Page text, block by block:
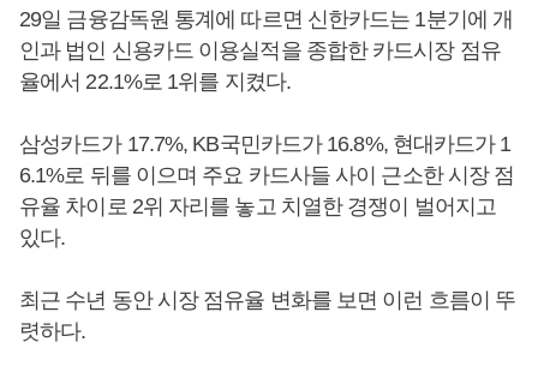
29일 금융감독원 통계에 따르면 신한카드는 1분기에 개
인과 법인 신용카드 이용실적을 종합한 카드시장 점유
율에서 22.1%로 1위를 지켰다.
삼성카드가 17.7%, KB국민카드가 16.8%, 현대카드가 1
6.1%로 뒤를 이으며 주요 카드사들 사이 근소한 시장 점
유율 차이로 2위 자리를 놓고 치열한 경쟁이 벌어지고
있다.
최근 수년 동안 시장 점유율 변화를 보면 이런 흐름이 뚜
렷하다.